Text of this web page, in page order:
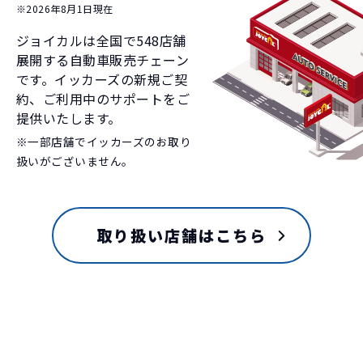
※2026年8月1日現在
ジョイカルは全国で548店舗
展開する自動車販売チェーン
です。イッカーズの新規ご契
約、ご利用中のサポートをご
提供いたします。
※一部店舗でイッカーズのお取り
扱いがございません。
取り扱い店舗はこちら